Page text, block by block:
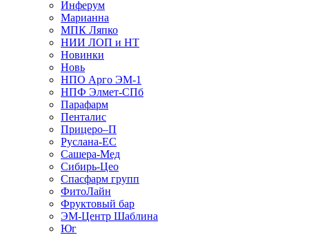
Инферум
Марианна
МПК Ляпко
НИИ ЛОП и НТ
Новинки
Новь
НПО Арго ЭМ-1
НПФ Элмет-СПб
Парафарм
Пенталис
Прицеро–П
Руслана-ЕС
Сашера-Мед
Сибирь-Цео
Спасфарм групп
ФитоЛайн
Фруктовый бар
ЭМ-Центр Шаблина
Юг